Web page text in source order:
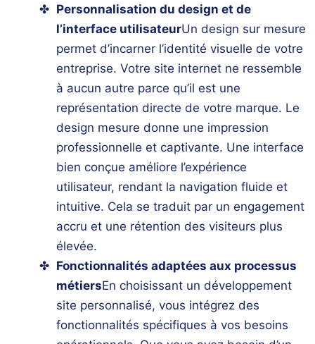
Personnalisation du design et de
l’interface utilisateurUn design sur mesure
permet d’incarner l’identité visuelle de votre
entreprise. Votre site internet ne ressemble
à aucun autre parce qu’il est une
représentation directe de votre marque. Le
design mesure donne une impression
professionnelle et captivante. Une interface
bien conçue améliore l’expérience
utilisateur, rendant la navigation fluide et
intuitive. Cela se traduit par un engagement
accru et une rétention des visiteurs plus
élevée.
Fonctionnalités adaptées aux processus
métiersEn choisissant un développement
site personnalisé, vous intégrez des
fonctionnalités spécifiques à vos besoins